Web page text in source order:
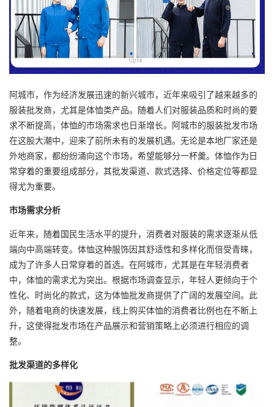
阿城市，作为经济发展迅速的新兴城市，近年来吸引了越来越多的
服装批发商，尤其是体恤类产品。随着人们对服装品质和时尚的要
求不断提高，体恤的市场需求也日渐增长。阿城市的服装批发市场
在这股大潮中，迎来了前所未有的发展机遇。无论是本地厂家还是
外地商家，都纷纷涌向这个市场，希望能够分一杯羹。体恤作为日
常穿着的重要组成部分，其批发渠道、款式选择、价格定位等都显
得尤为重要。
市场需求分析
近年来，随着国民生活水平的提升，消费者对服装的需求逐渐从低
端向中高端转变。体恤这种服饰因其舒适性和多样化而倍受青睐，
成为了许多人日常穿着的首选。在阿城市，尤其是在年轻消费者
中，体恤的需求尤为突出。根据市场调查显示，年轻人更倾向于个
性化、时尚化的款式，这为体恤批发商提供了广阔的发展空间。此
外，随着电商的快速发展，线上购买体恤的消费者比例也在不断上
升，这使得批发市场在产品展示和营销策略上必须进行相应的调
整。
批发渠道的多样化